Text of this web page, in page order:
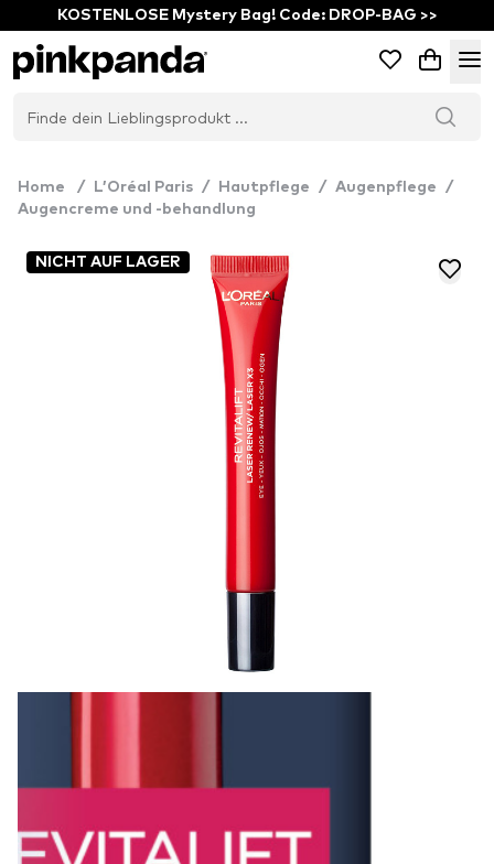
KOSTENLOSE Mystery Bag! Code: DROP-BAG >>
Home / L’Oréal Paris / Hautpflege / Augenpflege
/
Augencreme und -behandlung
NICHT AUF LAGER